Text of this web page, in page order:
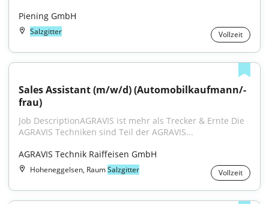
Piening GmbH
Salzgitter Vollzeit
Sales Assistant (m/w/d) (Automobilkaufmann/-
frau)
Job DescriptionAGRAVIS ist mehr als Trecker & Ernte Die
AGRAVIS Techniken sind Teil der AGRAVIS...
AGRAVIS Technik Raiffeisen GmbH
Hoheneggelsen, RaumSalzgitter Vollzeit